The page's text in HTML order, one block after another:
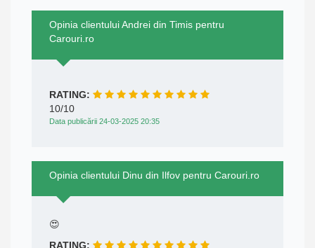
Opinia clientului Andrei din Timis pentru
Carouri.ro
RATING:
10/10
Data publicării 24-03-2025 20:35
Opinia clientului Dinu din Ilfov pentru Carouri.ro
😍
RATING: